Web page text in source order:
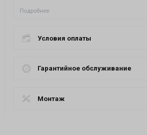
Подробнее
Условия оплаты
Гарантийное обслуживание
Монтаж